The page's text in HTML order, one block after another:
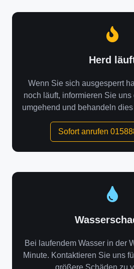
Herd
Wenn Sie sich ausgesperrt
noch läuft, informieren Sie uns
umgehend und behandeln
Sofort anrufen
Bei laufendem Wasser in der
Minute. Kontaktieren Sie uns
größere Schäden zu